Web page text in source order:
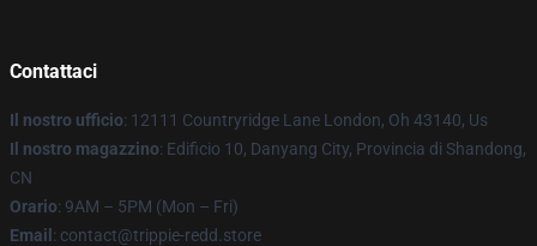
Contattaci
Il nostro ufficio: 12111 Countryridge Lane London, Oh 43140, Us
Il nostro magazzino: Edificio 10, Danyang City, Provincia di Shandong,
CN
Orario: 9AM – 5PM (Mon – Fri)
Email : contact@trippie-redd.store